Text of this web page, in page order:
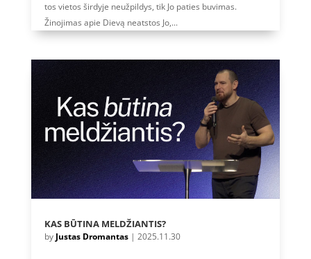
tos vietos širdyje neužpildys, tik Jo paties buvimas.
Žinojimas apie Dievą neatstos Jo,...
KAS BŪTINA MELDŽIANTIS?
by Justas Dromantas| 2025.11.30